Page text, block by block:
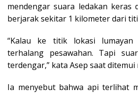
mendengar suara ledakan keras
berjarak sekitar 1 kilometer dari
“Kalau ke titik lokasi
terhalang pesawahan. Tapi
terdengar,” kata Asep saat ditemui
Ia menyebut bahwa api terlihat